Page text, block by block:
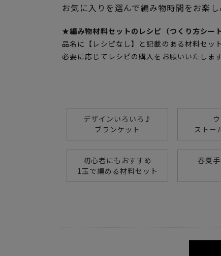
お気に入りを選んで編み物時間をお楽
★編み物材料セットのレシピ（つくり方シー
品名に【レシピなし】と記載のある材料セッ
必要に応じてレシピの購入をお願いいたします
デザインいろいろ♪
ブランケット
ストー
初心者にもおすすめ
1玉で編める材料セット
春夏